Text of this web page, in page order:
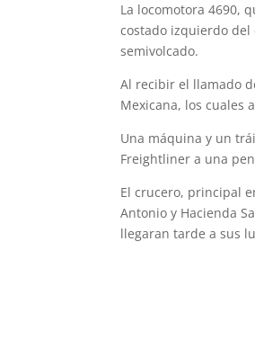
La locomotora 4690,
costado izquierdo del
semivolcado.
Al recibir el llamado
Mexicana, los cuales
Una máquina y un
Freightliner a una
El crucero, principal
Antonio y Hacienda
llegaran tarde a sus